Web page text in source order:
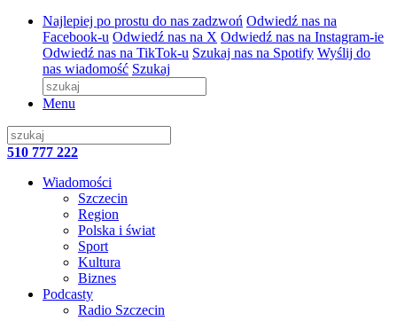
Najlepiej po prostu do nas zadzwoń Odwiedź nas na
Facebook-u Odwiedź nas na X Odwiedź nas na Instagram-ie
Odwiedź nas na TikTok-u Szukaj nas na Spotify Wyślij do
nas wiadomość Szukaj
Menu
510 777 222
Wiadomości
Szczecin
Region
Polska i świat
Sport
Kultura
Biznes
Podcasty
Radio Szczecin